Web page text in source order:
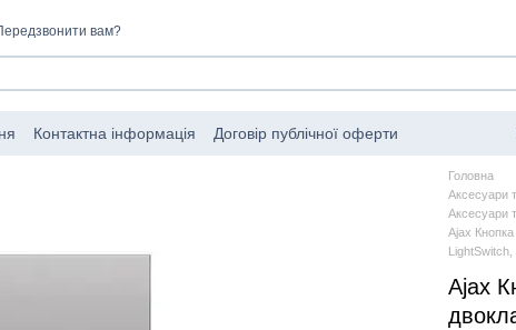
вам?
Контактна інформація Договір публічної оферти
Головна
Аксесуари
Аксесуари
Ajax
LightSwitch,
Ajax